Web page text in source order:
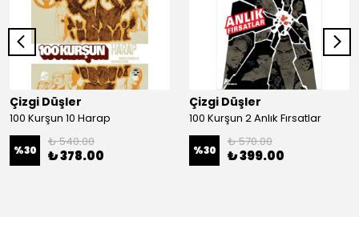
Çizgi Düşler
100 Kurşun 10 Harap
%30
₺ 540.00
₺ 378.00
Çizgi Düşler
100 Kurşun 2 Anlık Fırsatlar
%30
₺ 570.00
₺ 399.00